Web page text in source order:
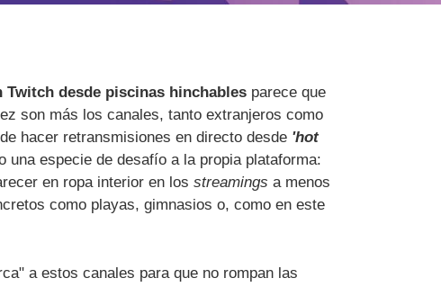
Twitch desde piscinas hinchables parece que
son más los canales, tanto extranjeros como
hacer retransmisiones en directo desde 'hot
una especie de desafío a la propia plataforma:
en ropa interior en los streamings a menos
como playas, gimnasios o, como en este
a estos canales para que no rompan las